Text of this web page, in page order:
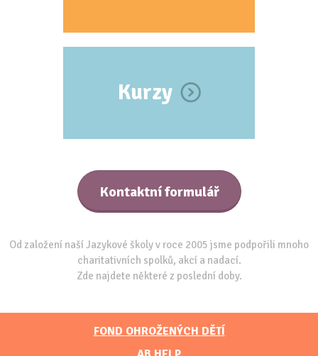
Kurzy
Kontaktní formulář
Od založení naší Jazykové školy v roce 2005 jsme podpořili mnoho
charitativních spolků, akcí a nadací.
Zde najdete některé z poslední doby.
FOND OHROŽENÝCH DĚTÍ